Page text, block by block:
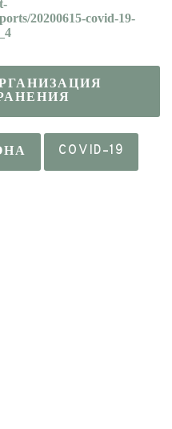
20200615-covid-19-
COVID-19